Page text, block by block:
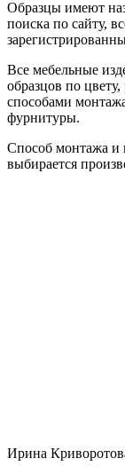
Образцы имеют
поиска по сайту,
Все мебельные
образцов по
способами
фурнитуры.
Способ монтажа и
выбирается
Ирина